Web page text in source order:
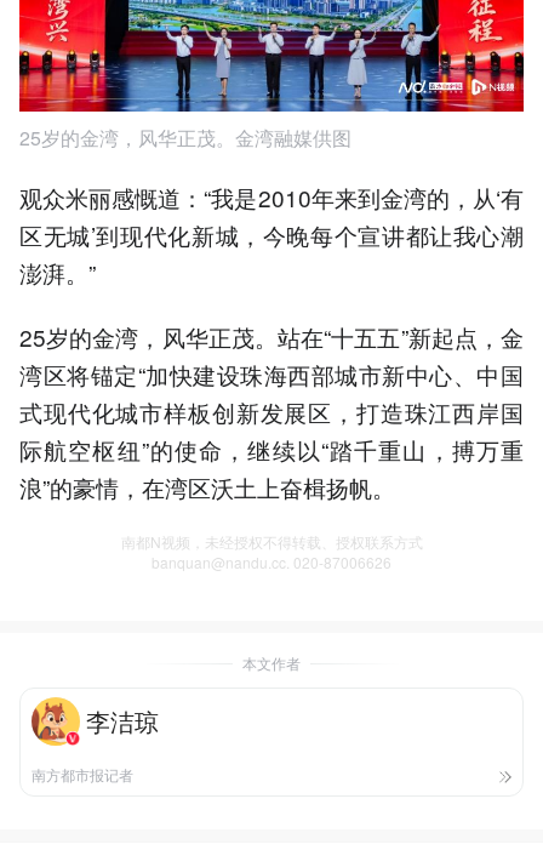
25岁的金湾，风华正茂。金湾融媒供图
观众米丽感慨道：“我是2010年来到金湾的，从‘有
区无城’到现代化新城，今晚每个宣讲都让我心潮
澎湃。”
25岁的金湾，风华正茂。站在“十五五”新起点，金
湾区将锚定“加快建设珠海西部城市新中心、中国
式现代化城市样板创新发展区，打造珠江西岸国
际航空枢纽”的使命，继续以“踏千重山，搏万重
浪”的豪情，在湾区沃土上奋楫扬帆。
南都N视频，未经授权不得转载、授权联系方式
banquan@nandu.cc. 020-87006626
本文作者
李洁琼
南方都市报记者